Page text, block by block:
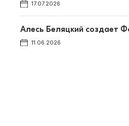
17.07.2026
Алесь Беляцкий создает
11.06.2026